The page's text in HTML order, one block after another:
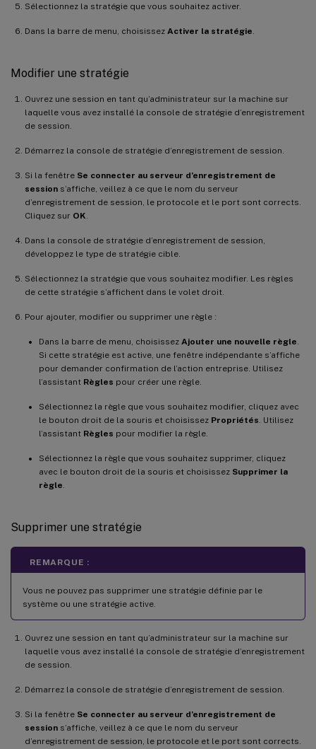
Sélectionnez la stratégie que vous souhaitez activer.
Dans la barre de menu, choisissez Activer la stratégie
Modifier une stratégie
Ouvrez une session en tant qu’administrateur sur la machine sur
laquelle vous avez installé la console de stratégie d’enregistrement
de session.
Démarrez la console de stratégie d’enregistrement de session.
Si la fenêtre Se connecter au serveur d’enregistrement de
session s’affiche, veillez à ce que le nom du serveur
d’enregistrement de session, le protocole et le port sont corrects.
Cliquez sur OK
Dans la console de stratégie d’enregistrement de session,
développez le type de stratégie cible.
Sélectionnez la stratégie que vous souhaitez modifier. Les règles
de cette stratégie s’affichent dans le volet droit.
Pour ajouter, modifier ou supprimer une règle :
Dans la barre de menu, choisissez Ajouter une nouvelle règle
Si cette stratégie est active, une fenêtre indépendante s’affiche
pour demander confirmation de l’action entreprise. Utilisez
l’assistant Règles pour créer une règle.
Sélectionnez la règle que vous souhaitez modifier, cliquez avec
le bouton droit de la souris et choisissez Propriétés . Utilisez
l’assistant Règles pour modifier la règle.
Sélectionnez la règle que vous souhaitez supprimer, cliquez
avec le bouton droit de la souris et choisissez Supprimer la
règle
Supprimer une stratégie
REMARQUE :
Vous ne pouvez pas supprimer une stratégie définie par le
système ou une stratégie active.
Ouvrez une session en tant qu’administrateur sur la machine sur
laquelle vous avez installé la console de stratégie d’enregistrement
de session.
Démarrez la console de stratégie d’enregistrement de session.
Si la fenêtre Se connecter au serveur d’enregistrement de
session s’affiche, veillez à ce que le nom du serveur
d’enregistrement de session, le protocole et le port sont corrects.